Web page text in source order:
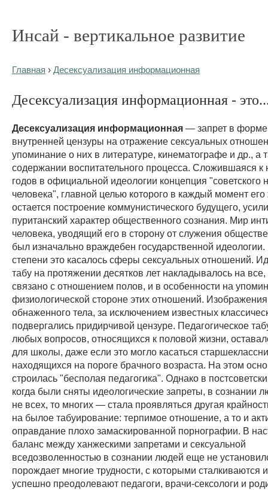
Инсай - вертикальное развитие
Главная › Десексуализация информационная
Десексуализация информационная -
Десексуализация информационная — запрет в
внутренней цензуры на отражение сексуальных
упоминание о них в литературе, кинематографе и др., а
содержании воспитательного процесса. Сложившаяся к
годов в официальной идеологии концепция "советского
человека", главной целью которого в каждый момент
остается построение коммунистического будущего,
пуританский характер общественного сознания. Мир
человека, уводящий его в сторону от служения
был изначально враждебен государственной
степени это касалось сферы сексуальных отношений.
табу на протяжении десятков лет накладывалось на
связано с отношением полов, и в особенности на
физиологической стороне этих отношений. Изображения
обнаженного тела, за исключением известных
подвергались придирчивой цензуре. Педагогическое
любых вопросов, относящихся к половой жизни,
для школы, даже если это могло касаться
находящихся на пороге брачного возраста. На этом
строилась "бесполая педагогика". Однако в
когда были сняты идеологические запреты, в сознании
не всех, то многих — стала проявляться другая
на былое табуирование: терпимое отношение, а то и
оправдание плохо замаскированной порнографии. В
баланс между ханжескими запретами и сексуальной
вседозволенностью в сознании людей еще не
порождает многие трудности, с которыми сталкиваются
успешно преодолевают педагоги, врачи-сексологи и